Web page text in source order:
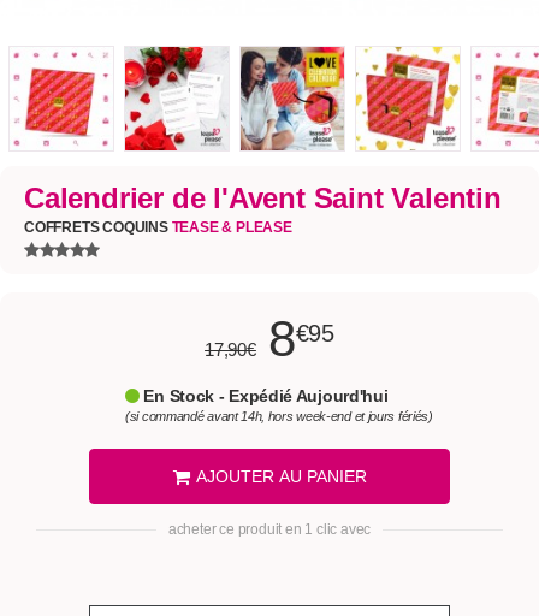
Calendrier de l'Avent Saint Valentin
COFFRETS COQUINS TEASE & PLEASE
17,90€ 8€95
En Stock - Expédié Aujourd'hui
(si commandé avant 14h, hors week-end et jours fériés)
AJOUTER AU PANIER
acheter ce produit en 1 clic avec